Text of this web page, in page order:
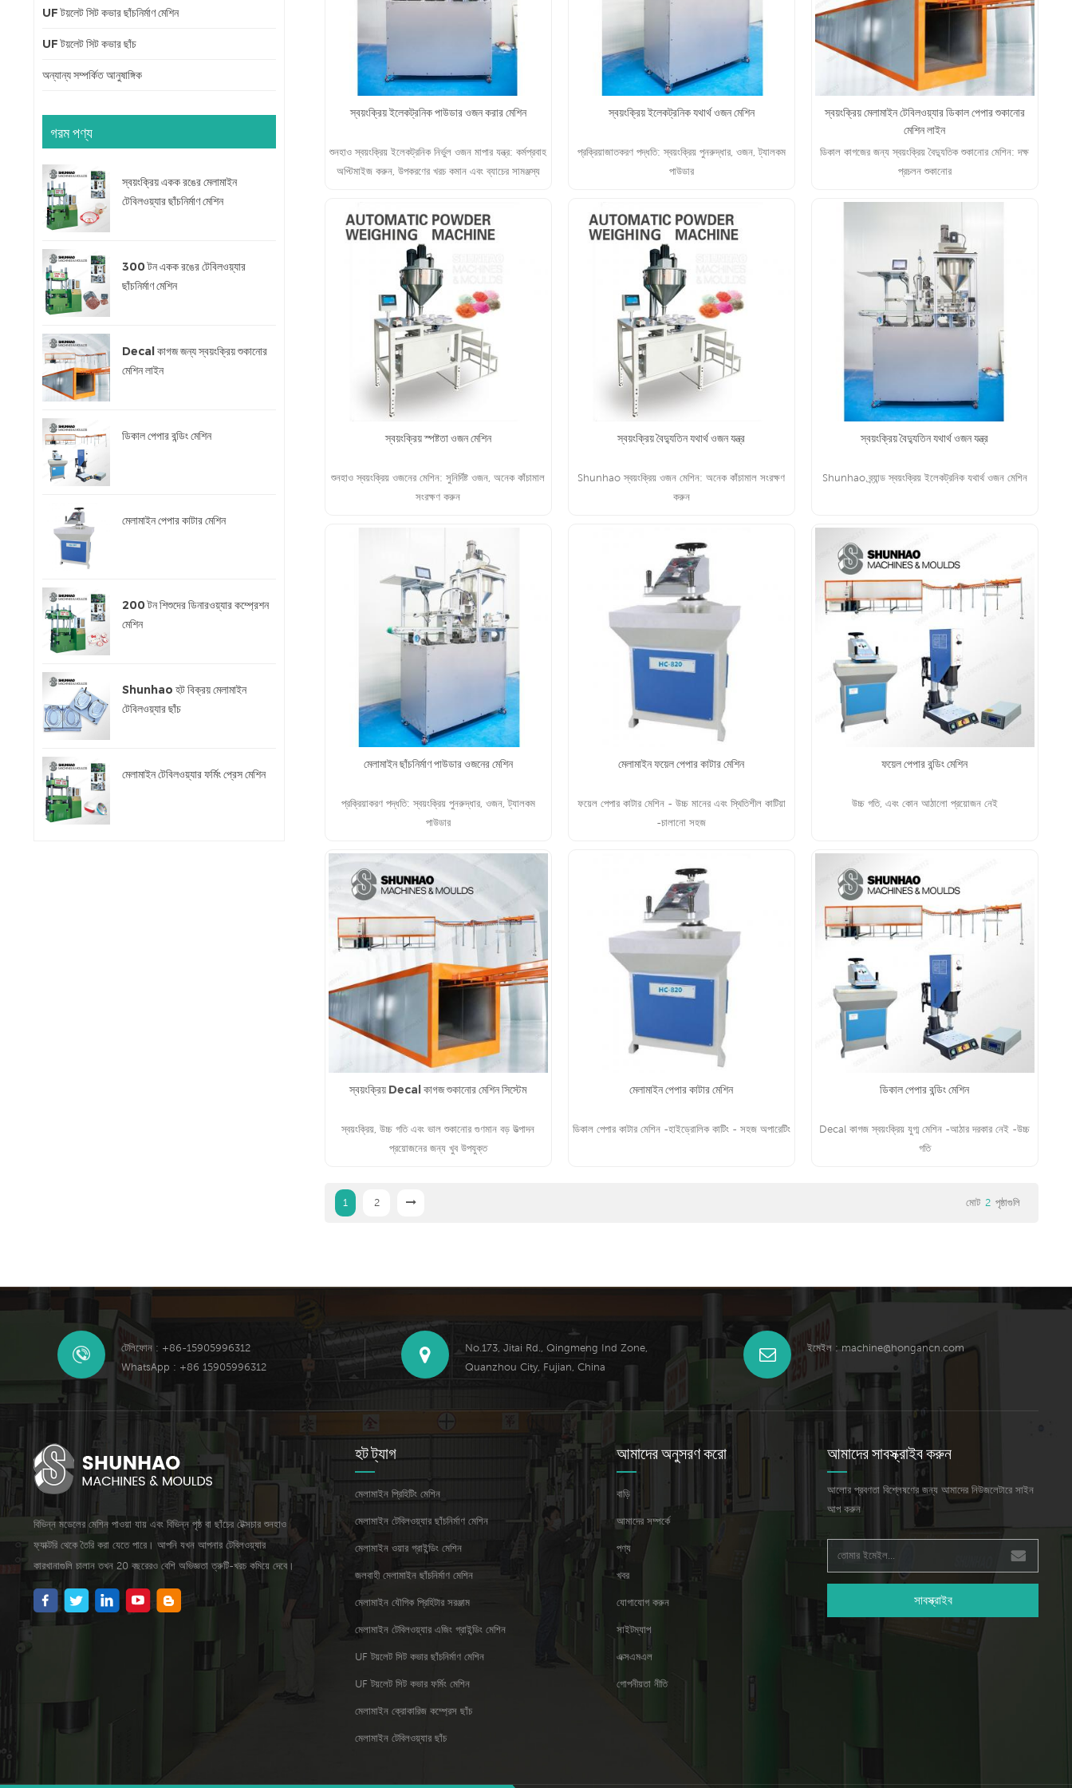
UF টয়লেট সিট কভার ছাঁচনির্মাণ মেশিন
UF টয়লেট সিট কভার ছাঁচ
অন্যান্য সম্পর্কিত আনুষাঙ্গিক
গরম পণ্য
স্বয়ংক্রিয় একক রঙের মেলামাইন
টেবিলওয়্যার ছাঁচনির্মাণ মেশিন
300 টন একক রঙের টেবিলওয়্যার
ছাঁচনির্মাণ মেশিন
Decal কাগজ জন্য স্বয়ংক্রিয় শুকানোর
মেশিন লাইন
ডিকাল পেপার বন্ডিং মেশিন
মেলামাইন পেপার কাটার মেশিন
200 টন শিশুদের ডিনারওয়্যার কম্প্রেশন
মেশিন
Shunhao হট বিক্রয় মেলামাইন
টেবিলওয়্যার ছাঁচ
মেলামাইন টেবিলওয়্যার ফর্মিং প্রেস মেশিন
স্বয়ংক্রিয় ইলেকট্রনিক পাউডার ওজন করার মেশিন
শুনহাও স্বয়ংক্রিয় ইলেকট্রনিক নির্ভুল ওজন মাপার যন্ত্র: কর্মপ্রবাহ
অপ্টিমাইজ করুন, উপকরণের খরচ কমান এবং ব্যাচের সামঞ্জস্য
আরো পড়ুন
স্বয়ংক্রিয় ইলেকট্রনিক যথার্থ ওজন মেশিন
প্রক্রিয়াজাতকরণ পদ্ধতি: স্বয়ংক্রিয় পুনরুদ্ধার, ওজন, ট্যালকম
পাউডার
আরো পড়ুন
স্বয়ংক্রিয় মেলামাইন টেবিলওয়্যার ডিকাল পেপার শুকানোর
মেশিন লাইন
ডিকাল কাগজের জন্য স্বয়ংক্রিয় বৈদ্যুতিক শুকানোর মেশিন: দক্ষ
প্রচলন শুকানোর
আরো পড়ুন
স্বয়ংক্রিয় স্পষ্টতা ওজন মেশিন
শুনহাও স্বয়ংক্রিয় ওজনের মেশিন: সুনির্দিষ্ট ওজন, অনেক কাঁচামাল
সংরক্ষণ করুন
আরো পড়ুন
স্বয়ংক্রিয় বৈদ্যুতিন যথার্থ ওজন যন্ত্র
Shunhao স্বয়ংক্রিয় ওজন মেশিন: অনেক কাঁচামাল সংরক্ষণ
করুন
আরো পড়ুন
স্বয়ংক্রিয় বৈদ্যুতিন যথার্থ ওজন যন্ত্র
Shunhao ব্র্যান্ড স্বয়ংক্রিয় ইলেকট্রনিক যথার্থ ওজন মেশিন
আরো পড়ুন
মেলামাইন ছাঁচনির্মাণ পাউডার ওজনের মেশিন
প্রক্রিয়াকরণ পদ্ধতি: স্বয়ংক্রিয় পুনরুদ্ধার, ওজন, ট্যালকম
পাউডার
মেলামাইন ফয়েল পেপার কাটার মেশিন
ফয়েল পেপার কাটার মেশিন - উচ্চ মানের এবং স্থিতিশীল কাটিয়া
-চালানো সহজ
আরো পড়ুন
ফয়েল পেপার বন্ডিং মেশিন
উচ্চ গতি, এবং কোন আঠালো প্রয়োজন নেই
আরো পড়ুন
স্বয়ংক্রিয় Decal কাগজ শুকানোর মেশিন সিস্টেম
স্বয়ংক্রিয়, উচ্চ গতি এবং ভাল শুকানোর গুণমান বড় উত্পাদন
প্রয়োজনের জন্য খুব উপযুক্ত
মেলামাইন পেপার কাটার মেশিন
ডিকাল পেপার কাটার মেশিন -হাইড্রোলিক কাটিং - সহজ অপারেটিং
ডিকাল পেপার বন্ডিং মেশিন
Decal কাগজ স্বয়ংক্রিয় যুগ্ম মেশিন -আঠার দরকার নেই -উচ্চ
গতি
1 2 মোট 2 পৃষ্ঠাগুলি
টেলিফোন : +86-15905996312
WhatsApp : +86 15905996312
No.173, Jitai Rd., Qingmeng Ind Zone,
Quanzhou City, Fujian, China
ইমেইল :machine@hongancn.com
বিভিন্ন মডেলের মেশিন পাওয়া যায় এবং বিভিন্ন পৃষ্ঠ বা ছাঁচের টেক্সচার শুনহাও
ফ্যাক্টরি থেকে তৈরি করা যেতে পারে। আপনি যখন আপনার টেবিলওয়্যার
কারখানাগুলি চালান তখন 20 বছরেরও বেশি অভিজ্ঞতা ত্রুটি-খরচ কমিয়ে দেবে।
হট ট্যাগ
মেলামাইন প্রিহিটিং মেশিন
মেলামাইন টেবিলওয়্যার ছাঁচনির্মাণ মেশিন
মেলামাইন ওয়ার গ্রাইন্ডিং মেশিন
জলবাহী মেলামাইন ছাঁচনির্মাণ মেশিন
মেলামাইন যৌগিক প্রিহিটার সরঞ্জাম
মেলামাইন টেবিলওয়্যার এজিং গ্রাইন্ডিং মেশিন
UF টয়লেট সিট কভার ছাঁচনির্মাণ মেশিন
UF টয়লেট সিট কভার ফর্মিং মেশিন
মেলামাইন ক্রোকারিজ কম্প্রেস ছাঁচ
মেলামাইন টেবিলওয়্যার ছাঁচ
আমাদের অনুসরণ করো
বাড়ি
আমাদের সম্পর্কে
পণ্য
খবর
যোগাযোগ করুন
সাইটম্যাপ
এক্সএমএল
গোপনীয়তা নীতি
আমাদের সাবস্ক্রাইব করুন
আলোর প্রবণতা বিশ্লেষণের জন্য আমাদের নিউজলেটারে সাইন
আপ করুন
সাবস্ক্রাইব